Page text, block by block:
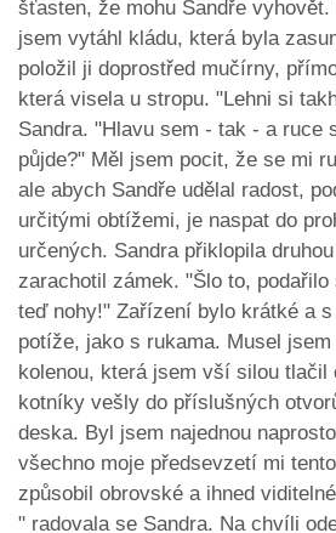
šťasten, že mohu Sandře
jsem vytáhl kládu, která byla
položil ji doprostřed mučírny,
která visela u stropu. "Lehni si
Sandra. "Hlavu sem - tak - a ruce
půjde?" Měl jsem pocit, že se mi
ale abych Sandře udělal radost,
určitými obtížemi, je naspat do
určených. Sandra přiklopila
zarachotil zámek. "Šlo to,
teď nohy!" Zařízení bylo krátké a
potíže, jako s rukama. Musel
kolenou, která jsem vší silou tlačil
kotníky vešly do příslušných
deska. Byl jsem najednou
všechno moje předsevzetí mi
způsobil obrovské a ihned
" radovala se Sandra. Na chvíli